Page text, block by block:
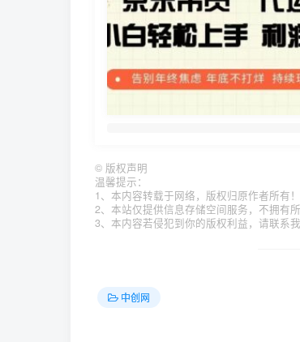
© 版权声明
温馨提示：
1、本内容转载于网络，版权归原作者所有！
2、本站仅提供信息存储空间服务，不拥有
3、本内容若侵犯到你的版权利益，请联系
中创网